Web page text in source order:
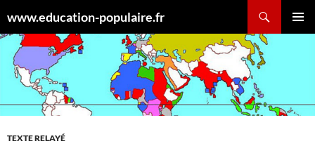
au
contenu
www.education-populaire.fr
TEXTE RELAYÉ